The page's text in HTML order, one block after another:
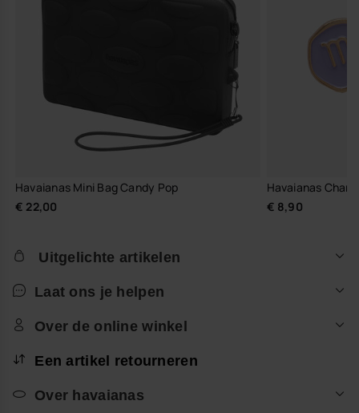
Havaianas Mini Bag Candy Pop
€ 22,00
Havaianas
€ 8,90
Uitgelichte artikelen
Laat ons je helpen
Over de online winkel
Een artikel retourneren
Over havaianas